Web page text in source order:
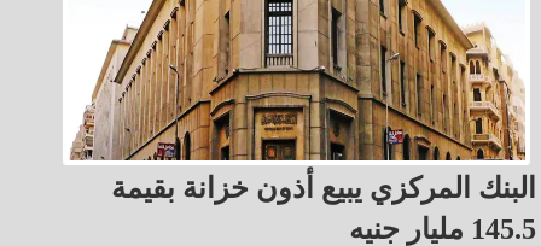
البنك المركزي يبيع أذون خزانة بقيمة
145.5 مليار جنيه